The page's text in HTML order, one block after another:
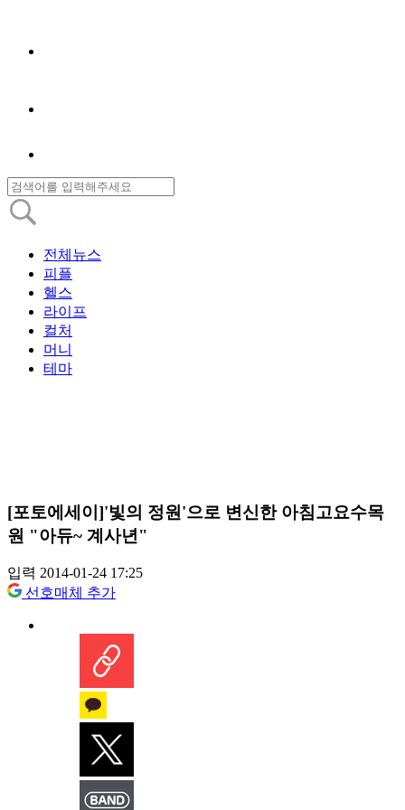
전체뉴스
피플
헬스
라이프
컬처
머니
테마
[포토에세이]'빛의 정원'으로 변신한 아침고요수목
원 "아듀~ 계사년"
입력 2014-01-24 17:25
선호매체 추가